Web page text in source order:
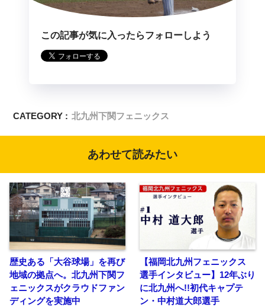
この記事が気に入ったらフォローしよう
CATEGORY : 北九州下関フェニックス
あわせて読みたい
歴史ある「大谷球場」を再び
地域の拠点へ。北九州下関フ
ェニックスがクラウドファン
ディングを実施中
【福岡北九州フェニックス
選手インタビュー】12年ぶり
に北九州へ!!初代キャプテ
ン・中村道大郎選手